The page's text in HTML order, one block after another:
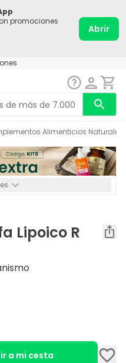
promociones
Abrir
Alimenticios Naturales
Lipoico R
a mi cesta